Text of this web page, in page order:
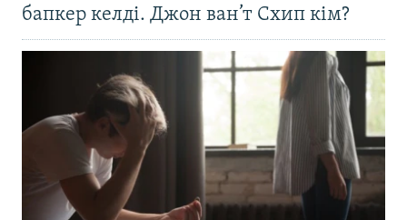
бапкер келді. Джон ван’т Схип кім?